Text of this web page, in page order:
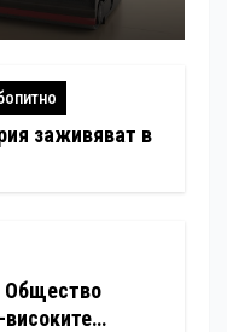
заживяват в
Общество
високите